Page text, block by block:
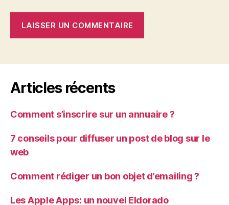
Articles récents
Comment s’inscrire sur un annuaire ?
7 conseils pour diffuser un post de blog sur le
web
Comment rédiger un bon objet d’emailing ?
Les Apple Apps: un nouvel Eldorado